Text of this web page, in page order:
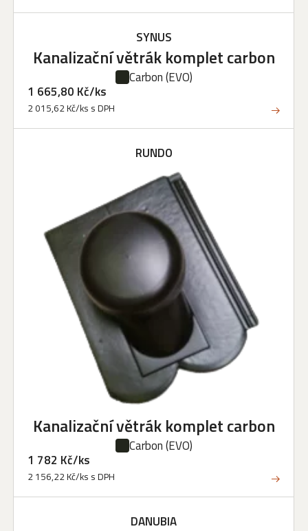
SYNUS
Kanalizační větrák komplet carbon
Carbon(EVO)
1 665,80 Kč/ks
2 015,62 Kč/ks s DPH
RUNDO
Kanalizační větrák komplet carbon
Carbon(EVO)
1 782 Kč/ks
2 156,22 Kč/ks s DPH
DANUBIA